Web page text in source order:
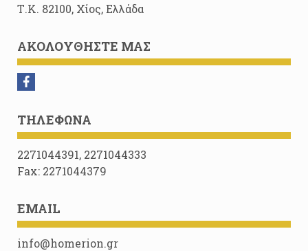
Τ.Κ. 82100, Χίος, Ελλάδα
ΑΚΟΛΟΥΘΉΣΤΕ ΜΑΣ
ΤΗΛΈΦΩΝΑ
2271044391, 2271044333
Fax: 2271044379
EMAIL
info@homerion.gr